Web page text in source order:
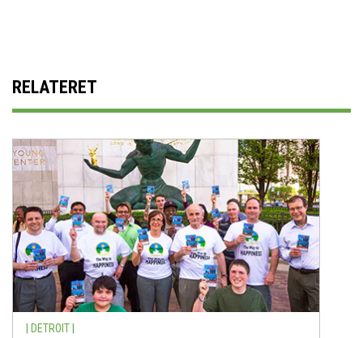
RELATERET
| DETROIT |